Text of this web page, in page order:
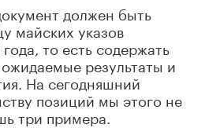
должен быть
майских указов
то есть содержать
результаты и
На сегодняшний
позиций мы этого не
три примера.